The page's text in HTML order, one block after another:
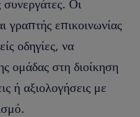
συνεργάτες. Οι
γραπτής επικοινωνίας
οδηγίες, να
ομάδας στη διοίκηση
ή αξιολογήσεις με